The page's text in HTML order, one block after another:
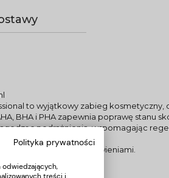
to wyjątkowy zabieg
BHA i PHA zapewnia poprawę stanu
podrażnienia, wspomagając
się, z przebarwieniami.
Polityka prywatności